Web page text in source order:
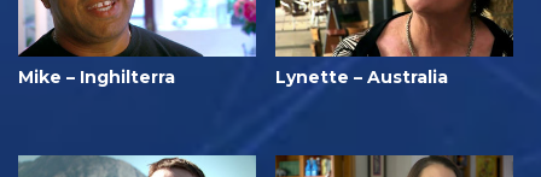
Mike – Inghilterra Lynette – Australia